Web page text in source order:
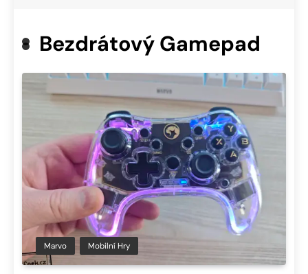
Bezdrátový Gamepad
Marvo Mobilní Hry